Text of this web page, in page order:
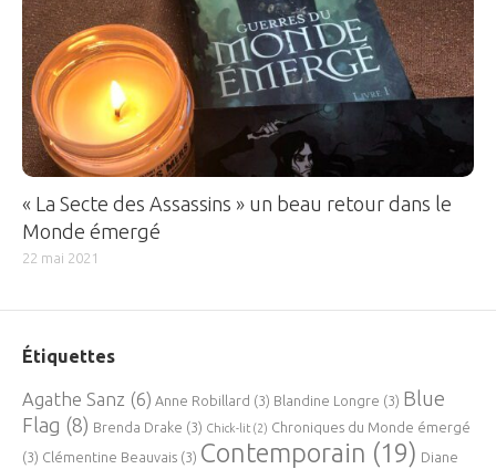
« La Secte des Assassins » un beau retour dans le
Monde émergé
22 mai 2021
Étiquettes
Agathe Sanz (6) Anne Robillard (3) Blandine Longre (3) Blue
Flag (8) Brenda Drake (3) Chick-lit (2) Chroniques du Monde émergé
(3) Clémentine Beauvais (3) Contemporain (19) Diane